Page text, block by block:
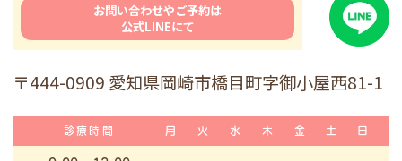
お問い合わせやご予約は
公式LINEにて
〒444-0909 愛知県岡崎市橋目町字御小屋西81-1
診療時間 月 火 水 木 金 土 日